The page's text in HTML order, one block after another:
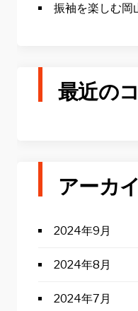
振袖を楽しむ岡
最近の
アーカ
2024年9月
2024年8月
2024年7月